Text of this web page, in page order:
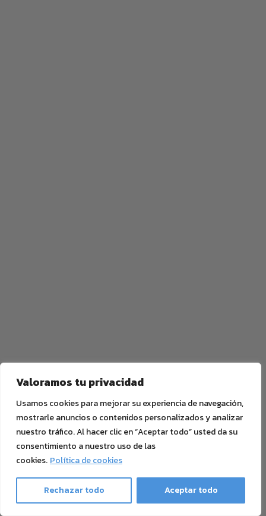
Valoramos tu privacidad
Usamos cookies para mejorar su experiencia de navegación,
mostrarle anuncios o contenidos personalizados y analizar
nuestro tráfico. Al hacer clic en “Aceptar todo” usted da su
consentimiento a nuestro uso de las
cookies. Política de cookies
Rechazar todo Aceptar todo